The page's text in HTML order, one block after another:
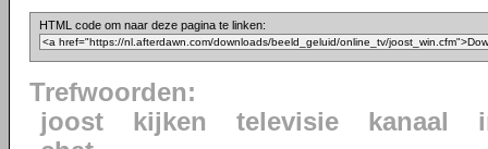
HTML code om naar deze pagina te linken:
Trefwoorden:
joost
kijken televisie kanaal